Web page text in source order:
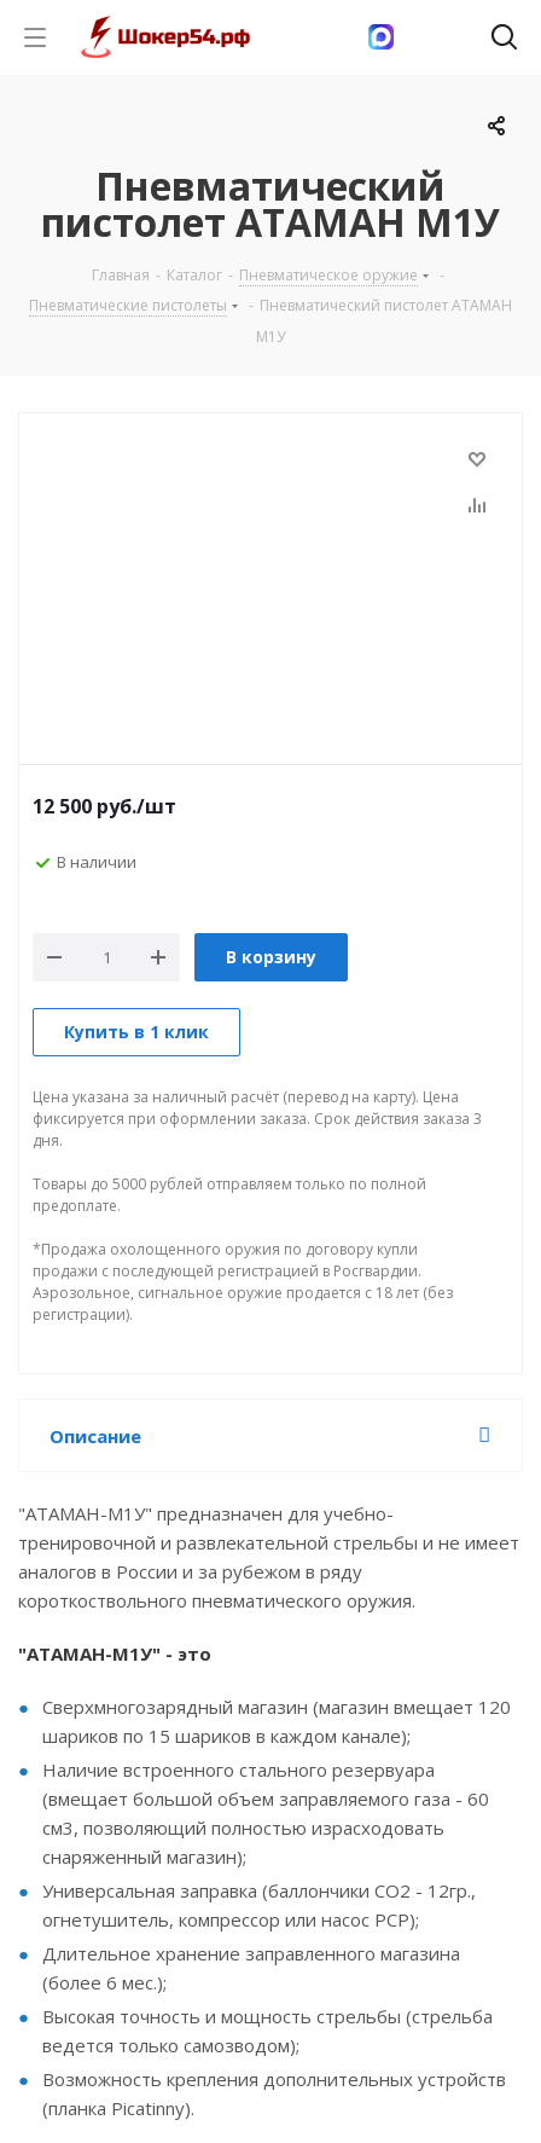
Пневматический
пистолет АТАМАН М1У
Главная - Каталог - Пневматическое оружие
-
Пневматические пистолеты
- Пневматический пистолет АТАМАН
М1У
12 500 руб./шт
В наличии
В корзину
Купить в 1 клик
Цена указана за наличный расчёт (перевод на карту). Цена
фиксируется при оформлении заказа. Срок действия заказа 3
дня.
Товары до 5000 рублей отправляем только по полной
предоплате.
*Продажа охолощенного оружия по договору купли
продажи с последующей регистрацией в Росгвардии.
Аэрозольное, сигнальное оружие продается с 18 лет (без
регистрации).
Описание
"АТАМАН-М1У" предназначен для учебно-
тренировочной и развлекательной стрельбы и не имеет
аналогов в России и за рубежом в ряду
короткоствольного пневматического оружия.
"АТАМАН-М1У" - это
Сверхмногозарядный магазин (магазин вмещает 120
шариков по 15 шариков в каждом канале);
Наличие встроенного стального резервуара
(вмещает большой объем заправляемого газа - 60
см3, позволяющий полностью израсходовать
снаряженный магазин);
Универсальная заправка (баллончики СО2 - 12гр.,
огнетушитель, компрессор или насос РСР);
Длительное хранение заправленного магазина
(более 6 мес.);
Высокая точность и мощность стрельбы (стрельба
ведется только самозводом);
Возможность крепления дополнительных устройств
(планка Picatinny).